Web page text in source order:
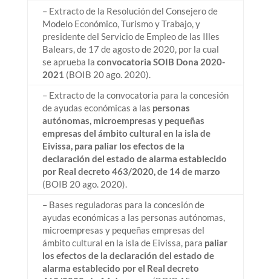
– Extracto de la Resolución del Consejero de
Modelo Económico, Turismo y Trabajo, y
presidente del Servicio de Empleo de las Illes
Balears, de 17 de agosto de 2020, por la cual
se aprueba la convocatoria SOIB Dona 2020-
2021 (BOIB 20 ago. 2020).
– Extracto de la convocatoria para la concesión
de ayudas económicas a las personas
autónomas, microempresas y pequeñas
empresas del ámbito cultural en la isla de
Eivissa, para paliar los efectos de la
declaración del estado de alarma establecido
por Real decreto 463/2020, de 14 de marzo
(BOIB 20 ago. 2020).
– Bases reguladoras para la concesión de
ayudas económicas a las personas autónomas,
microempresas y pequeñas empresas del
ámbito cultural en la isla de Eivissa, para paliar
los efectos de la declaración del estado de
alarma establecido por el Real decreto